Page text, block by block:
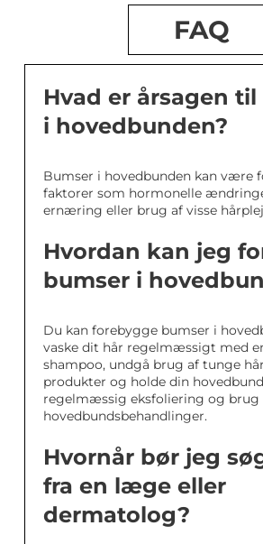
FAQ
Hvad er årsagen
i hovedbunden?
Bumser i hovedbunden kan være
faktorer som hormonelle
ernæring eller brug af visse
Hvordan kan jeg
bumser i
Du kan forebygge bumser i
vaske dit hår regelmæssigt med
shampoo, undgå brug af tunge
produkter og holde din
regelmæssig eksfoliering og brug
hovedbundsbehandlinger.
Hvornår bør jeg
fra en læge eller
dermatolog?